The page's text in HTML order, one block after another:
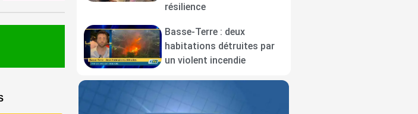
résilience
Basse-Terre : deux
habitations détruites par
un violent incendie